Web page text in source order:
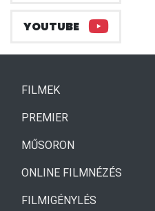
YOUTUBE
FILMEK(CURRENT)
PREMIER
MŰSORON
ONLINE FILMNÉZÉS
FILMIGÉNYLÉS